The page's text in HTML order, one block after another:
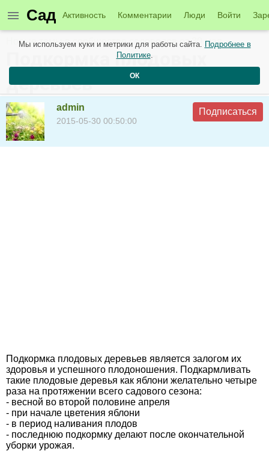
Сад Активность Комментарии Люди Войти
Новые темы в сообществе садоводов от 30 мая
Подкормка плодовых
деревьев
admin
2015-05-30 00:50:00
Подписаться
Подкормка плодовых деревьев является залогом их
здоровья и успешного плодоношения. Подкармливать
такие плодовые деревья как яблони желательно четыре
раза на протяжении всего садового сезона:
- весной во второй половине апреля
- при начале цветения яблони
- в период наливания плодов
- последнюю подкормку делают после окончательной
уборки урожая.
Мы используем куки и метрики для работы сайта. Подробнее в
Политике.
ОК